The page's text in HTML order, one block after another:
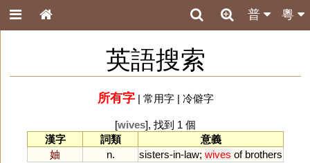
粵
普
英語搜索
所有字| 常用字| 冷僻字
[wives], 找到 1 個
漢字
詞類
意義
妯
n. sisters-in-law; wives of brothers